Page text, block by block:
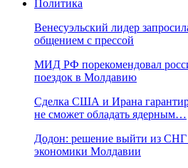
Политика
Венесуэльский лидер
общением с прессой
МИД РФ порекомендовал
поездок в Молдавию
Сделка США и Ирана
не сможет обладать ядерным…
Додон: решение выйти из СНГ
экономики Молдавии